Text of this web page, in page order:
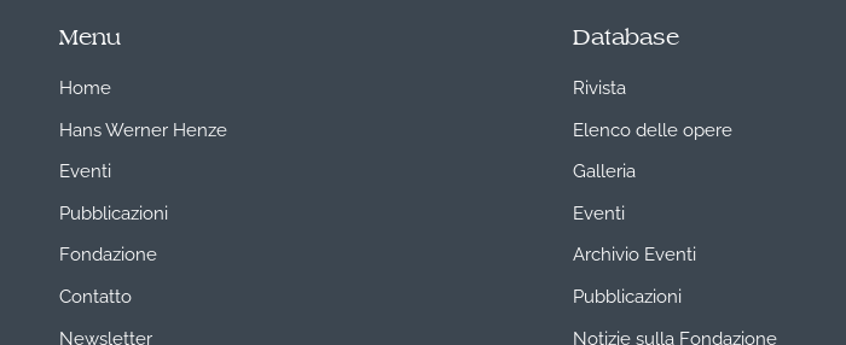
Menu
Home
Hans Werner Henze
Eventi
Pubblicazioni
Fondazione
Contatto
Newsletter
Database
Rivista
Elenco delle opere
Galleria
Eventi
Archivio Eventi
Pubblicazioni
Notizie sulla Fondazione